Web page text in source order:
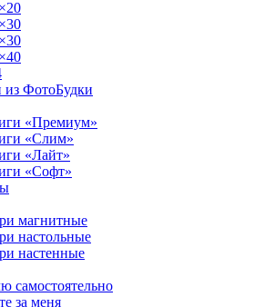
из ФотоБудки
«Премиум»
«Слим»
«Лайт»
«Софт»
магнитные
настольные
настенные
самостоятельно
за меня